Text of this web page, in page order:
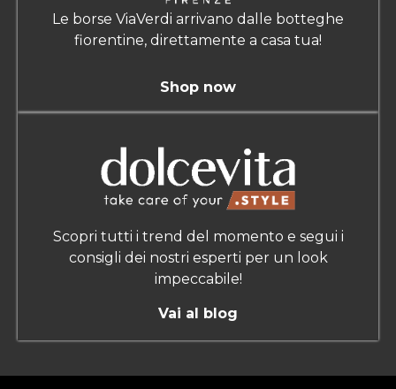
Le borse ViaVerdi arrivano dalle botteghe
fiorentine, direttamente a casa tua!
Shop now
Scopri tutti i trend del momento e segui i
consigli dei nostri esperti per un look
impeccabile!
Vai al blog